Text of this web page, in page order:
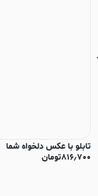
تابلو با عکس دلخواه شما
۸۱۶٫۷۰۰تومان